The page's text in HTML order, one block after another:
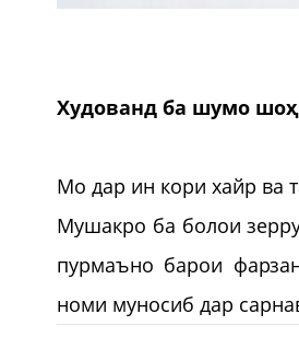
Худованд ба шумо
Мо дар ин кори хайр ва
Мушакро ба болои
пурмаъно барои
номи муносиб дар